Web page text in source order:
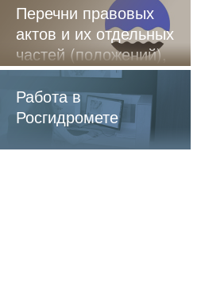
Перечни правовых
актов и их отдельных
частей (положений),
содержащие
обязательные
требования
Работа в
Росгидромете